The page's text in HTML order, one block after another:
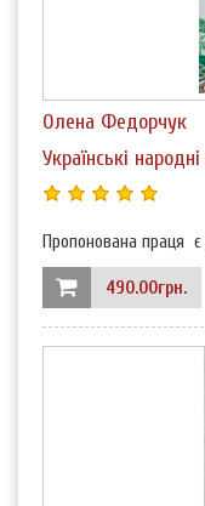
Олена Федорчук
Українські
Пропонована праця
490.00грн.